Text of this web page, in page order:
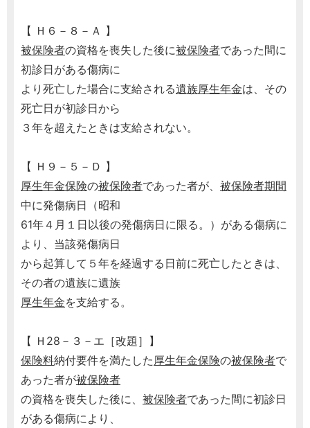
【 Ｈ６－８－Ａ 】
被保険者の資格を喪失した後に被保険者であった間に
初診日がある傷病に
より死亡した場合に支給される遺族厚生年金は、その
死亡日が初診日から
３年を超えたときは支給されない。
【 Ｈ９－５－Ｄ 】
厚生年金保険の被保険者であった者が、 被保険者期間
中に発傷病日（昭和
61年４月１日以後の発傷病日に限る。）がある傷病に
より、当該発傷病日
から起算して５年を経過する日前に死亡したときは、
その者の遺族に遺族
厚生年金を支給する。
【 Ｈ28－３－エ［改題］】
保険料納付要件を満たした厚生年金保険の被保険者で
あった者が被保険者
の資格を喪失した後に、 被保険者であった間に初診日
がある傷病により、